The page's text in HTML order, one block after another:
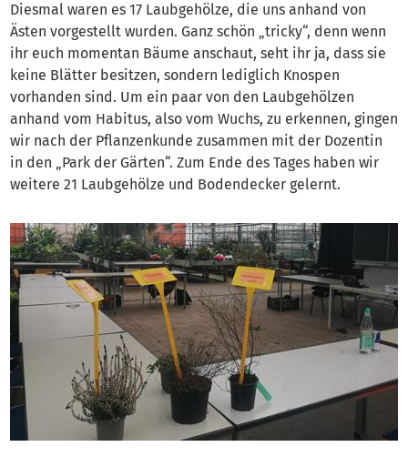
Diesmal waren es 17 Laubgehölze, die uns anhand von
Ästen vorgestellt wurden. Ganz schön „tricky“, denn wenn
ihr euch momentan Bäume anschaut, seht ihr ja, dass sie
keine Blätter besitzen, sondern lediglich Knospen
vorhanden sind. Um ein paar von den Laubgehölzen
anhand vom Habitus, also vom Wuchs, zu erkennen, gingen
wir nach der Pflanzenkunde zusammen mit der Dozentin
in den „Park der Gärten“. Zum Ende des Tages haben wir
weitere 21 Laubgehölze und Bodendecker gelernt.